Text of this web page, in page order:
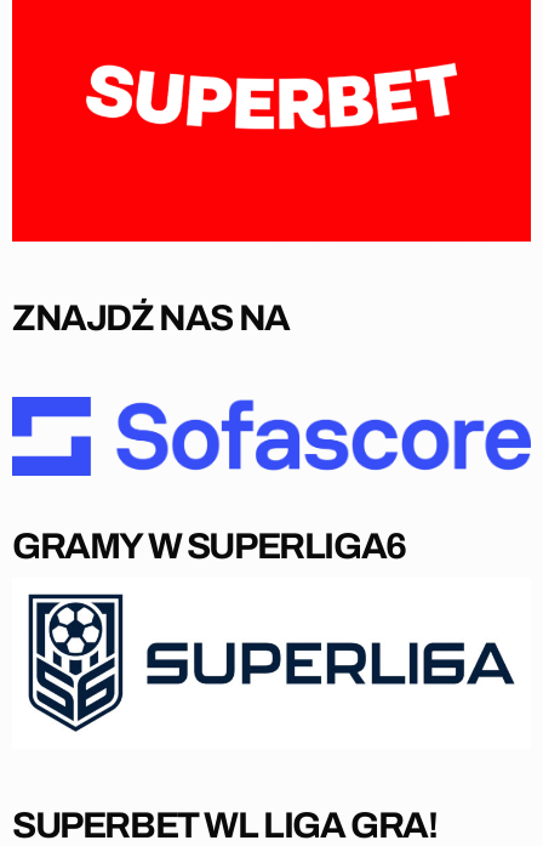
ZNAJDŹ NAS NA
GRAMY W SUPERLIGA6
SUPERBET WL LIGA GRA!